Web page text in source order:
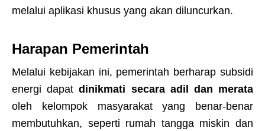
melalui aplikasi khusus yang akan diluncurkan.
Harapan Pemerintah
Melalui kebijakan ini, pemerintah berharap subsidi
energi dapatdinikmati secara adil dan merata
oleh kelompok masyarakat yang benar-benar
membutuhkan, seperti rumah tangga miskin dan